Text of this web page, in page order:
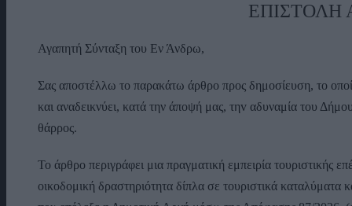
ΕΠΙΣΤΟΛΗ
Αγαπητή Σύνταξη του Εν Άνδρω,
Σας αποστέλλω το παρακάτω άρθρο προς δημοσίευση, το
και αναδεικνύει, κατά την άποψή μας, τηv αδυναμία του
θάρρος.
Το άρθρο περιγράφει μια πραγματική εμπειρία τουριστικής
οικοδομική δραστηριότητα δίπλα σε τουριστικά καταλύματα